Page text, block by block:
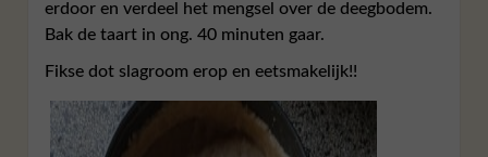
erdoor en verdeel het mengsel over de deegbodem.
Bak de taart in ong. 40 minuten gaar.
Fikse dot slagroom erop en eetsmakelijk!!